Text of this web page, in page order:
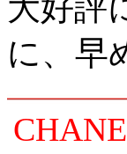
大好評
に、早